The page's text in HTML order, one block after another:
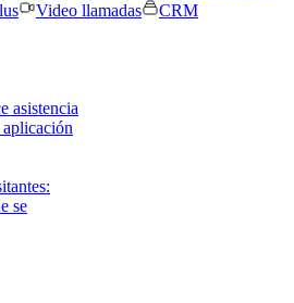
Video llamadas
CRM
asistencia
aplicación
se